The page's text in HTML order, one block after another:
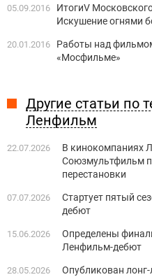
05.09.2016
ИтогиV
Искушение огнями
20.01.2016
Работы над
«Мосфильме»
Другие статьи по
Ленфильм
22.07.2026
В кинокомпаниях
Союзмультфильм
перестановки
07.07.2026
Стартует пятый
дебют
15.06.2026
Определены
Ленфильм-дебют
28.05.2026
Опубликован лонг-